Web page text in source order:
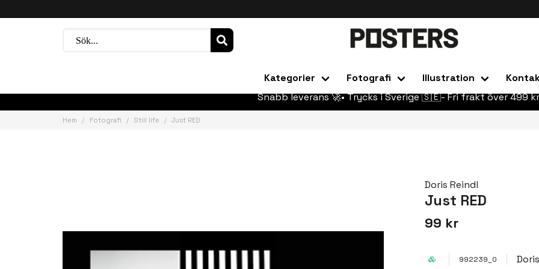
Kategorier Fotografi Illustration
Snabb leverans 🚀• Trycks i Sverige 🇸🇪- Fri frakt över 499
Hem Fotografi Still life Just RED
Doris Reindl
Just RED
99 kr
992239_0